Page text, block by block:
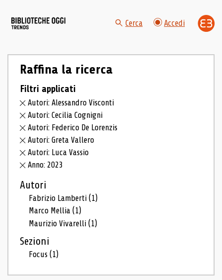
Cerca Accedi
Raffina la ricerca
Filtri applicati
Autori: Alessandro Visconti
Autori: Cecilia Cognigni
Autori: Federico De Lorenzis
Autori: Greta Vallero
Autori: Luca Vassio
Anno: 2023
Autori
Fabrizio Lamberti(1)
Marco Mellia(1)
Maurizio Vivarelli(1)
Sezioni
Focus(1)